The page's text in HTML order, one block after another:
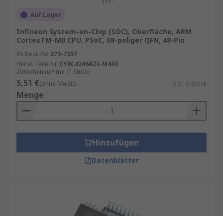
Auf Lager
Infineon System-on-Chip (SOC), Oberfläche, ARM
CortexTM-M0 CPU, PSoC, 68-poliger QFN, 48-Pin
RS Best.-Nr. 273-7357
Herst. Teile-Nr. CY8C4246AZI-M443
Zwischensumme (1 Stück)
5,51 €(ohne MwSt.) 5,51 €/Stück
Menge
Hinzufügen
Datenblätter